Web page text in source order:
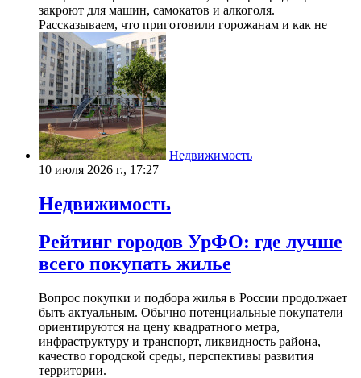
закроют для машин, самокатов и алкоголя.
Рассказываем, что приготовили горожанам и как не
Недвижимость
10 июля 2026 г., 17:27
Недвижимость
Рейтинг городов УрФО: где лучше
всего покупать жилье
Вопрос покупки и подбора жилья в России продолжает
быть актуальным. Обычно потенциальные покупатели
ориентируются на цену квадратного метра,
инфраструктуру и транспорт, ликвидность района,
качество городской среды, перспективы развития
территории.